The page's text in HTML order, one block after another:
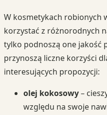
W kosmetykach robionych
korzystać z różnorodnych
tylko podnoszą one jakość
przynoszą liczne korzyści
interesujących propozycji:
olej kokosowy–
względu na swoje